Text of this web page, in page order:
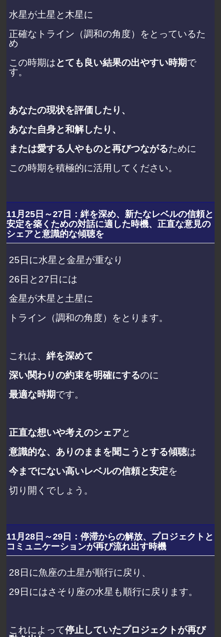
水星が土星と木星に
正確なトライン（調和の角度）をとっているた
め
この時期はとても良い結果の出やすい時期で
す。
あなたの現状を評価したり、
あなた自身と和解したり、
または愛する人やものと再びつながるために
この時期を積極的に活用してください。
11月25日～27日：絆を深め、新たなレベルの信頼と
安定を築くための対話に適した時機、正直な意見の
シェアと意識的な傾聴を
25日に水星と金星が重なり
26日と27日には
金星が木星と土星に
トライン（調和の角度）をとります。
これは、絆を深めて
深い関わりの約束を明確にするのに
最適な時期です。
正直な想いや考えのシェアと
意識的な、ありのままを聞こうとする傾聴は
今までにない高いレベルの信頼と安定を
切り開くでしょう。
11月28日～29日：停滞からの解放、プロジェクトと
コミュニケーションが再び流れ出す時機
28日に魚座の土星が順行に戻り、
29日にはさそり座の水星も順行に戻ります。
これによって停止していたプロジェクトが再び